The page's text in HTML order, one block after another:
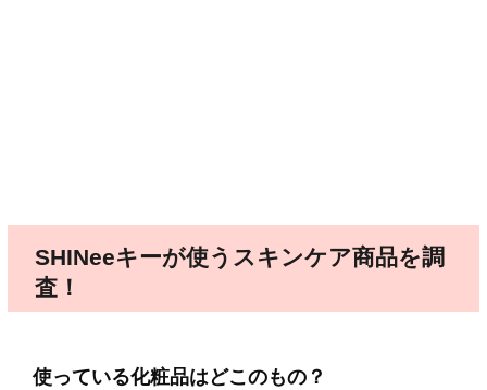
SHINeeキーが使うスキンケア商品を調
査！
使っている化粧品はどこのもの？